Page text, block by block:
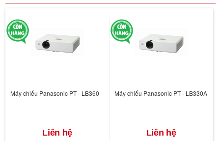
Máy chiếu Panasonic PT - LB360
Liên hệ
Máy chiếu Panasonic PT - LB330A
Liên hệ